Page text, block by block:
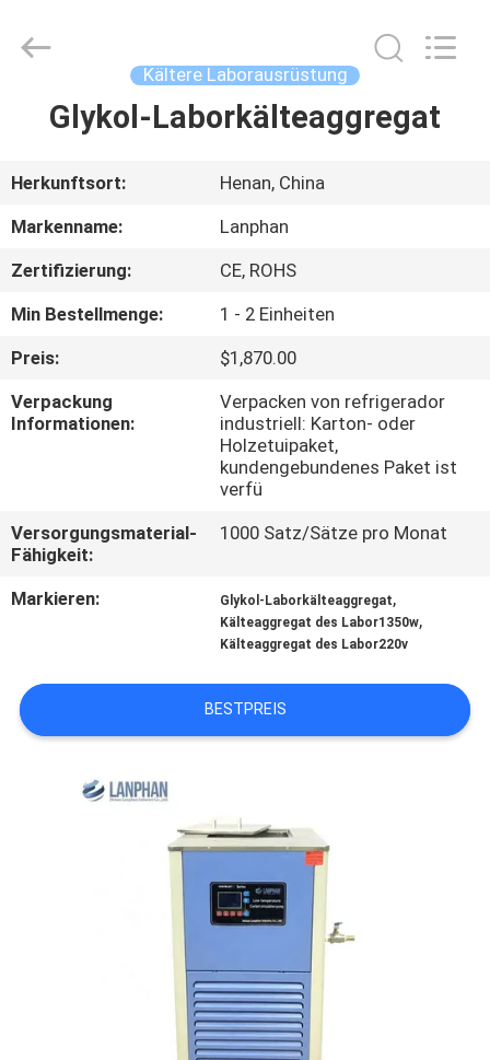
HAUS
PRODUKTE
VIDEOS
ÜBER
UNS
FABRIK-
QUALITÄTSKONTROLLE
TRETEN
MIT
UNS
VERBINDUNG
Co.,Ltd.
Kältere Laborausrüstung
Glykol-Laborkälteaggregat
Herkunftsort:
Henan, China
Markenname:
Lanphan
Zertifizierung:
CE, ROHS
Min Bestellmenge:
1 - 2 Einheiten
Preis:
$1,870.00
Verpackung
Informationen:
Verpacken von refrigerador
industriell: Karton- oder
Holzetuipaket,
kundengebundenes Paket ist
verfü
Versorgungsmaterial-
Fähigkeit:
1000 Satz/Sätze pro Monat
Markieren: Glykol-Laborkälteaggregat,
Kälteaggregat des Labor1350w,
Kälteaggregat des Labor220v
BESTPREIS